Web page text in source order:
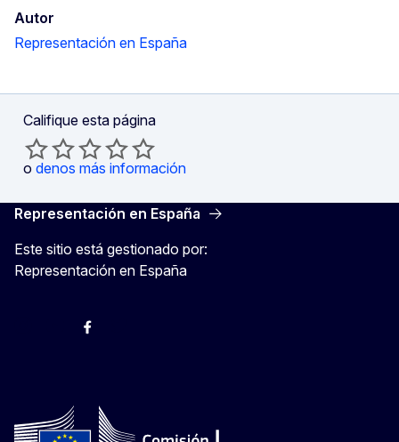
Autor
Representación en España
Califique esta página
o denos más información
Representación en España
Este sitio está gestionado por:
Representación en España
@ComisionEuropea
Espacio Europa
Comisión Europea en España